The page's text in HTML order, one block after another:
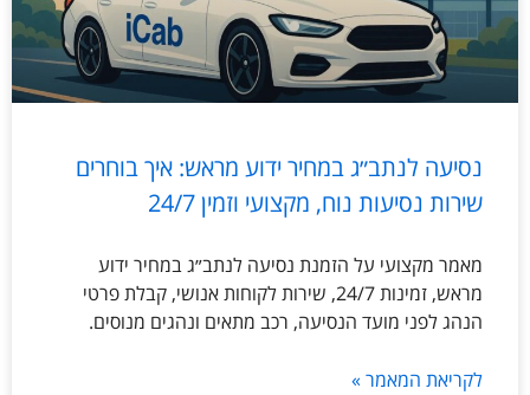
נסיעה לנתב״ג במחיר ידוע מראש: איך בוחרים
שירות נסיעות נוח, מקצועי וזמין 24/7
מאמר מקצועי על הזמנת נסיעה לנתב״ג במחיר ידוע
מראש, זמינות 24/7, שירות לקוחות אנושי, קבלת פרטי
הנהג לפני מועד הנסיעה, רכב מתאים ונהגים מנוסים.
לקריאת המאמר »